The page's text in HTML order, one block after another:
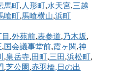
馬町, 人形町,水天宮,三越
喰町,馬喰横山,浜町
,外苑前,表参道,乃木坂,
,国会議事堂前,霞ヶ関,神
,泉岳寺,田町,三田 ,浜松町,
,芝公園 ,赤羽橋, 日の出